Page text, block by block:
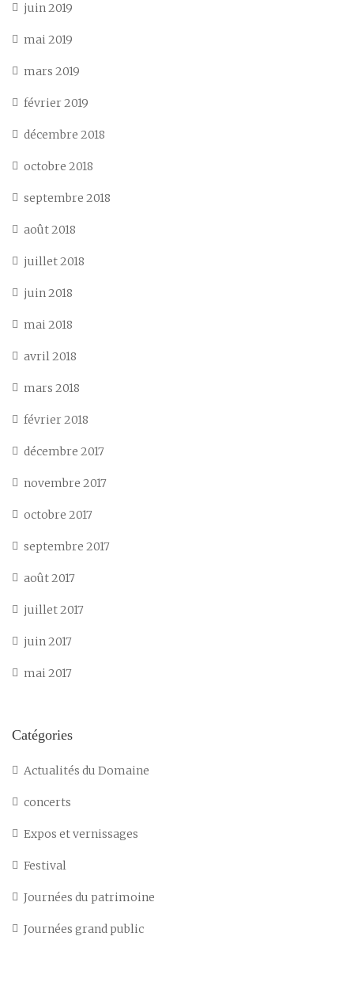
juin 2019
mai 2019
mars 2019
février 2019
décembre 2018
octobre 2018
septembre 2018
août 2018
juillet 2018
juin 2018
mai 2018
avril 2018
mars 2018
février 2018
décembre 2017
novembre 2017
octobre 2017
septembre 2017
août 2017
juillet 2017
juin 2017
mai 2017
Catégories
Actualités du Domaine
concerts
Expos et vernissages
Festival
Journées du patrimoine
Journées grand public